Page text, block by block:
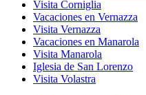
Visita Corniglia
Vacaciones en Vernazza
Visita Vernazza
Vacaciones en Manarola
Visita Manarola
Iglesia de San Lorenzo
Visita Volastra